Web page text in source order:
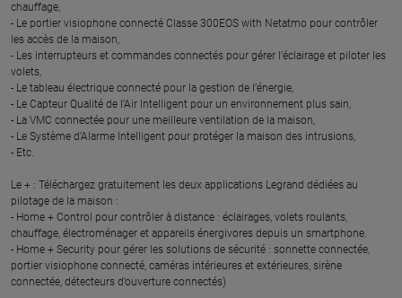
chauffage,
- Le portier visiophone connecté Classe 300EOS with Netatmo pour contrôler
les accès de la maison,
- Les interrupteurs et commandes connectés pour gérer l’éclairage et piloter les
volets,
- Le tableau électrique connecté pour la gestion de l’énergie,
- Le Capteur Qualité de l’Air Intelligent pour un environnement plus sain,
- La VMC connectée pour une meilleure ventilation de la maison,
- Le Système d’Alarme Intelligent pour protéger la maison des intrusions,
- Etc.
Le + : Téléchargez gratuitement les deux applications Legrand dédiées au
pilotage de la maison :
- Home + Control pour contrôler à distance : éclairages, volets roulants,
chauffage, électroménager et appareils énergivores depuis un smartphone.
- Home + Security pour gérer les solutions de sécurité : sonnette connectée,
portier visiophone connecté, caméras intérieures et extérieures, sirène
connectée, détecteurs d’ouverture connectés)